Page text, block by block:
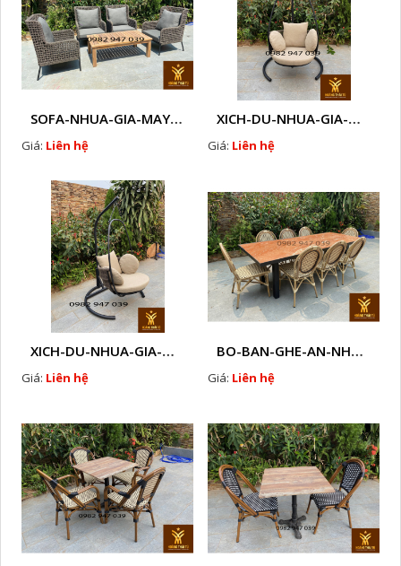
SOFA-NHUA-GIA-MAY-NGOAI-TROI-CAO-CAP - J2
Giá: Liên hệ
XICH-DU-NHUA-GIA-MAY-NGOAI-TROI-K2
Giá: Liên hệ
XICH-DU-NHUA-GIA-MAY-NGOAI-TROI-CAO-CAP-K1
Giá: Liên hệ
BO-BAN-GHE-AN-NHUA-GIA-MAY-NGOAI-TROI-B1
Giá: Liên hệ